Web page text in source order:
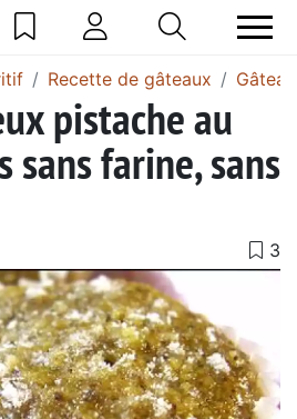
Recette de gâteaux
pistache au
sans farine, sans